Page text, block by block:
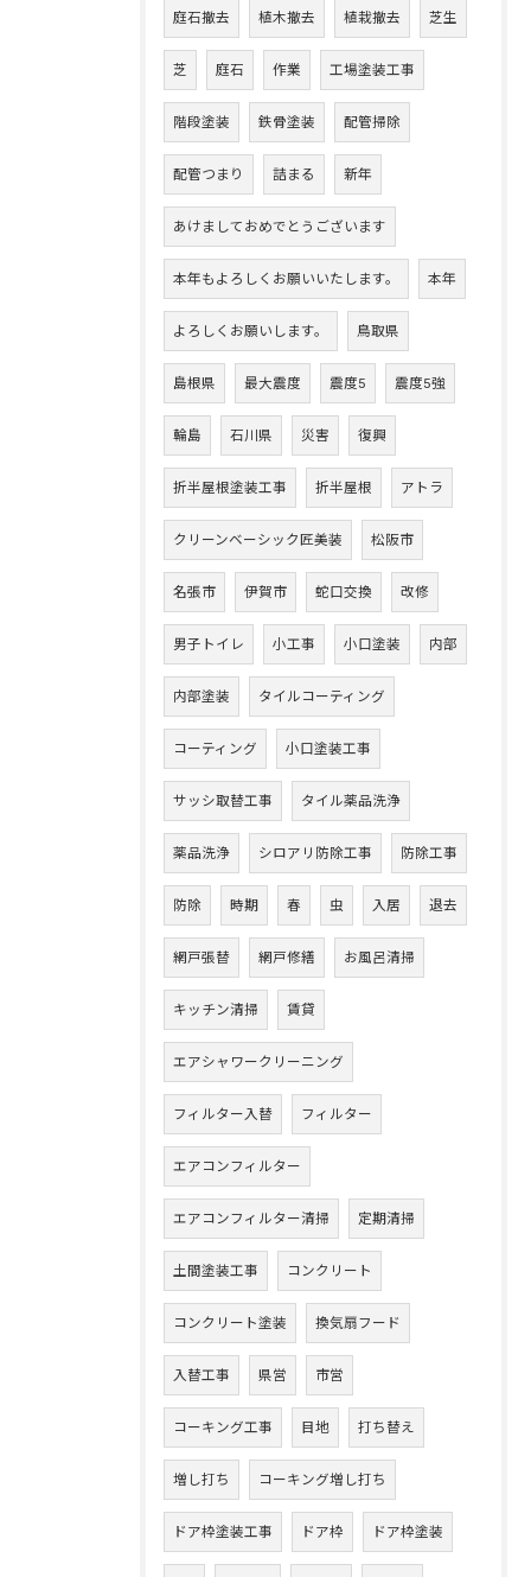
庭石撤去 植木撤去 植栽撤去 芝生
芝 庭石 作業 工場塗装工事
階段塗装 鉄骨塗装 配管掃除
配管つまり 詰まる 新年
あけましておめでとうございます
本年もよろしくお願いいたします。 本年
よろしくお願いします。 鳥取県
島根県 最大震度 震度5 震度5強
輪島 石川県 災害 復興
折半屋根塗装工事 折半屋根 アトラ
クリーンベーシック匠美装 松阪市
名張市 伊賀市 蛇口交換 改修
男子トイレ 小工事 小口塗装 内部
内部塗装 タイルコーティング
コーティング 小口塗装工事
サッシ取替工事 タイル薬品洗浄
薬品洗浄 シロアリ防除工事 防除工事
防除 時期 春 虫 入居 退去
網戸張替 網戸修繕 お風呂清掃
キッチン清掃 賃貸
エアシャワークリーニング
フィルター入替 フィルター
エアコンフィルター
エアコンフィルター清掃 定期清掃
土間塗装工事 コンクリート
コンクリート塗装 換気扇フード
入替工事 県営 市営
コーキング工事 目地 打ち替え
増し打ち コーキング増し打ち
ドア枠塗装工事 ドア枠 ドア枠塗装